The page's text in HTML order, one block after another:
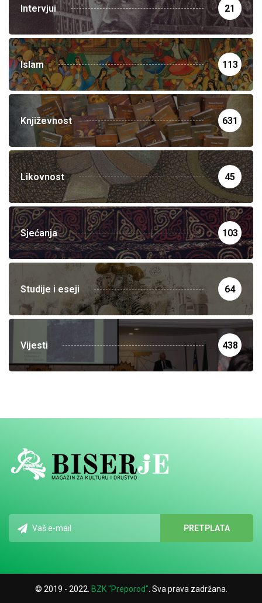
Intervjui 21
Islam 113
Književnost 631
Likovnost 45
Sjećanja 103
Studije i eseji 64
Vijesti 438
© 2019 - 2022. BZK "Preporod". Sva prava zadržana.